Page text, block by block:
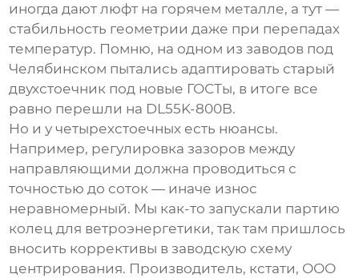
иногда дают люфт на горячем металле, а тут —
стабильность геометрии даже при перепадах
температур. Помню, на одном из заводов под
Челябинском пытались адаптировать старый
двухстоечник под новые ГОСТы, в итоге все
равно перешли на DL55K-800B.
Но и у четырехстоечных есть нюансы.
Например, регулировка зазоров между
направляющими должна проводиться с
точностью до соток — иначе износ
неравномерный. Мы как-то запускали партию
колец для ветроэнергетики, так там пришлось
вносить коррективы в заводскую схему
центрирования. Производитель, кстати, ООО